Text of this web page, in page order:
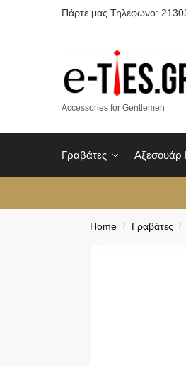
Πάρτε μας Τηλέφωνο:
Accessories for Gentlemen
Γραβάτες Αξεσουάρ
Home / Γραβάτες /